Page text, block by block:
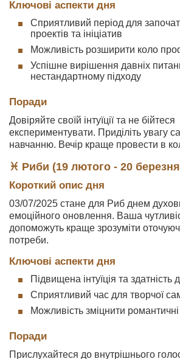
Ключові аспекти дня
Сприятливий період для
проектів та ініціатив
Можливість розширити коло
Успішне вирішення давніх
нестандартному підходу
Поради
Довіряйте своїй інтуїції та не бійтеся
експериментувати. Приділіть увагу
навчанню. Вечір краще провести в
♓ Риби (19 лютого - 20
Короткий опис дня
03/07/2025 стане для Риб днем
емоційного оновлення. Ваша
допоможуть краще зрозуміти
потреби.
Ключові аспекти дня
Підвищена інтуїція та
Сприятливий час для творчої
Можливість зміцнити романтичні
Поради
Прислухайтеся до внутрішнього